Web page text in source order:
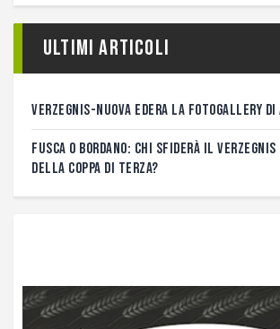
Ultimi articoli
VERZEGNIS-NUOVA EDERA LA FOTOGALLERY
FUSCA O BORDANO: CHI SFIDERÀ IL
DELLA COPPA DI TERZA?